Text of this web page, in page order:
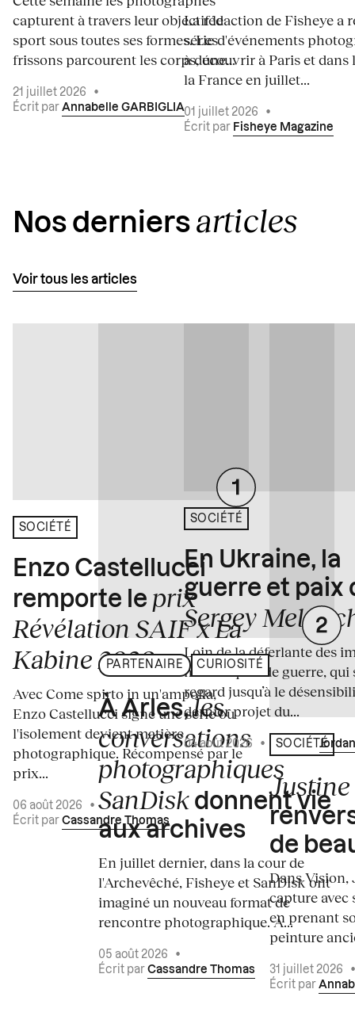
capturent à travers leur objectif le
sport sous toutes ses formes. Les
frissons parcourent les corps, une...
21 juillet 2026
•
Écrit par Annabelle GARBIGLIA
La rédaction de Fisheye a
série d'événements
à découvrir à Paris et dans
la France en juillet...
01 juillet 2026
•
Écrit par Fisheye Magazine
Nos derniers articles
Voir tous les articles
SOCIÉTÉ
Enzo Castellucci
remporte le prix
Révélation SAIF x La
Kabine 2026
Avec Come spirto in un'ampolla,
Enzo Castellucci signe une série où
l'isolement devient matière
photographique. Récompensé par le
prix...
06 août 2026
•
Écrit par Cassandre Thomas
PARTENAIRE CURIOSITÉ
À Arles,les
conversations
photographiques
SanDisk donnent vie
aux archives
En juillet dernier, dans la cour de
l'Archevêché, Fisheye et SanDisk ont
imaginé un nouveau format de
rencontre photographique. À...
05 août 2026
•
Écrit par Cassandre Thomas
SOCIÉTÉ
En Ukraine, la
guerre et paix
Sergey
Loin de la déferlante des
médiatiques de guerre, qui
regard jusqu’à le
dernier projet du...
04 août 2026 • Écrit par
SOCIÉTÉ
de
Dans
capture avec
en prenant
peinture
31 juillet 2026
Écrit par